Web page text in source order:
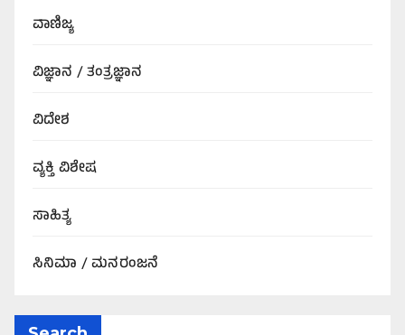
ವಾಣಿಜ್ಯ
ವಿಜ್ಞಾನ / ತಂತ್ರಜ್ಞಾನ
ವಿದೇಶ
ವ್ಯಕ್ತಿ ವಿಶೇಷ
ಸಾಹಿತ್ಯ
ಸಿನಿಮಾ / ಮನರಂಜನೆ